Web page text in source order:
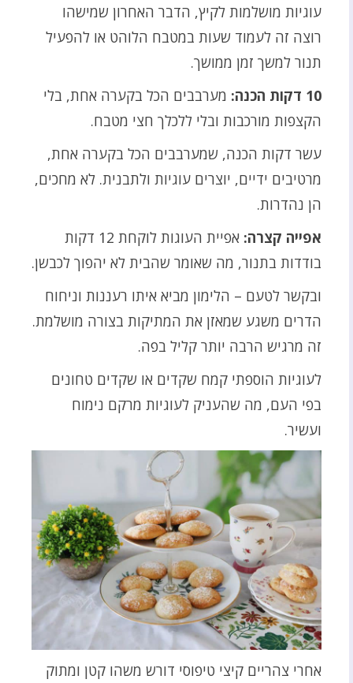
עוגיות מושלמות לקיץ, הדבר האחרון שמישהו
רוצה זה לעמוד שעות במטבח הלוהט או להפעיל
תנור למשך זמן ממושך.
10 דקות הכנה:
מערבבים הכל בקערה אחת, בלי
הקצפות מורכבות ובלי ללכלך חצי מטבח.
עשר דקות הכנה, שמערבבים הכל בקערה אחת,
מרטיבים ידיים, יוצרים עוגיות ולתבנית. לא מחכים,
הן נהדרות.
אפייה קצרה:
אפיית העוגות לוקחת 12 דקות
בודדות בתנור, מה שאומר שהבית לא יהפוך לכבשן.
ובקשר לטעם – הלימון מביא איתו רעננות וניחוח
הדרים משגע שמאזן את המתיקות בצורה מושלמת.
זה מרגיש הרבה יותר קליל בפה.
לעוגיות הוספתי קמח שקדים או שקדים טחונים
בפי העם, מה שהעניק לעוגיות מרקם נימוח
ועשיר.
אחרי צהריים קיצי טיפוסי דורש משהו קטן ומתוק